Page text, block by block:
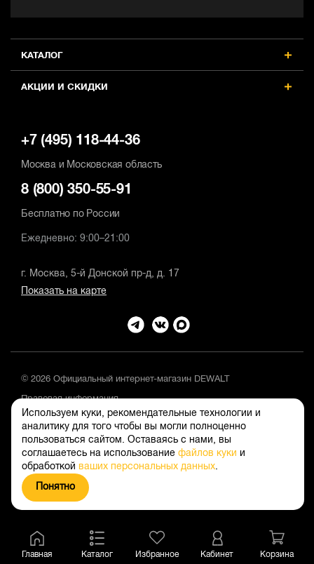
Используем куки, рекомендательные технологии и
аналитику для того чтобы вы могли полноценно
пользоваться сайтом. Оставаясь с нами, вы
соглашаетесь на использование файлов куки и
обработкой ваших персональных данных.
Понятно
КАТАЛОГ
АКЦИИ И СКИДКИ
+7 (495) 118-44-36
Москва и Московская область
8 (800) 350-55-91
Бесплатно по России
Ежедневно: 9:00–21:00
г. Москва, 5-й Донской пр-д, д. 17
Показать на карте
© 2026 Официальный интернет-магазин DEWALT
Правовая информация
Положение об обработке и защите персональных данных
Главная Каталог Избранное Кабинет Корзина